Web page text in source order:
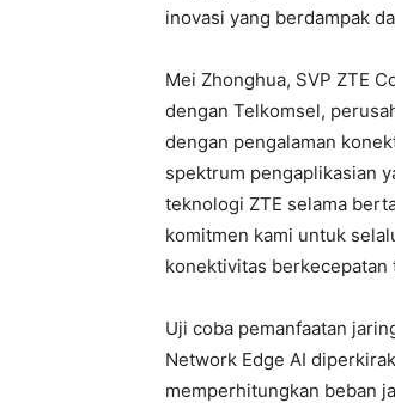
inovasi yang berdampak
Mei Zhonghua, SVP ZTE
dengan Telkomsel,
dengan pengalaman
spektrum pengaplikasian
teknologi ZTE selama
komitmen kami untuk
konektivitas berkecepatan
Uji coba pemanfaatan
Network Edge AI
memperhitungkan beban